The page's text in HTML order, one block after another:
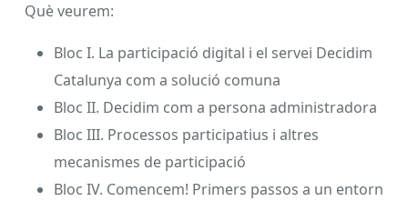
Què veurem:
Bloc I. La participació digital i el servei Decidim
Catalunya com a solució comuna
Bloc II. Decidim com a persona administradora
Bloc III. Processos participatius i altres
mecanismes de participació
Bloc IV. Comencem! Primers passos a un entorn